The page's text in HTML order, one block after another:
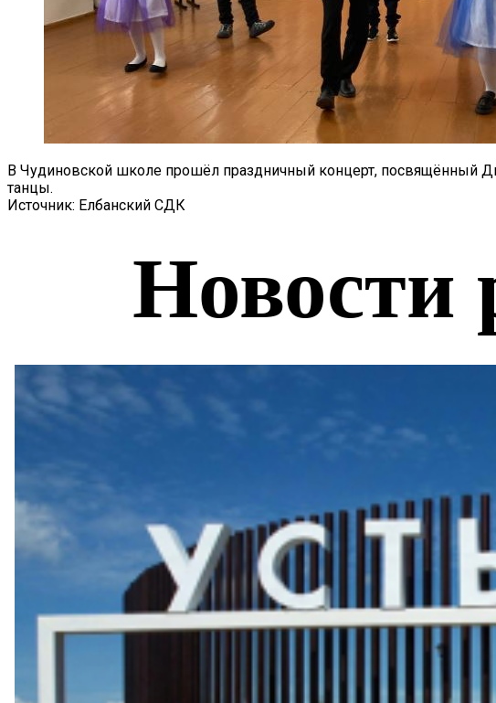
В Чудиновской школе прошёл праздничный концерт, посвящённый
танцы.
Источник: Елбанский СДК